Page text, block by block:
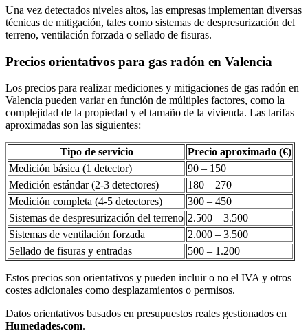
Una vez detectados niveles altos, las empresas implementan diversas
técnicas de mitigación, tales como sistemas de despresurización del
terreno, ventilación forzada o sellado de fisuras.
Precios orientativos para gas radón en Valencia
Los precios para realizar mediciones y mitigaciones de gas radón en
Valencia pueden variar en función de múltiples factores, como la
complejidad de la propiedad y el tamaño de la vivienda. Las tarifas
aproximadas son las siguientes:
Tipo de servicio
Precio aproximado (€)
Medición básica (1 detector)
90 – 150
Medición estándar (2-3 detectores)
180 – 270
Medición completa (4-5 detectores)
300 – 450
Sistemas de despresurización del terreno 2.500 – 3.500
Sistemas de ventilación forzada
2.000 – 3.500
Sellado de fisuras y entradas
500 – 1.200
Estos precios son orientativos y pueden incluir o no el IVA y otros
costes adicionales como desplazamientos o permisos.
Datos orientativos basados en presupuestos reales gestionados en
Humedades.com.